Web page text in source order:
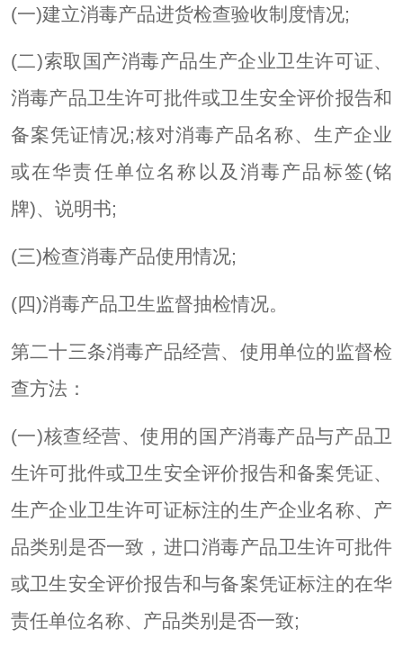
(一)建立消毒产品进货检查验收制度情况;
(二)索取国产消毒产品生产企业卫生许可证、
消毒产品卫生许可批件或卫生安全评价报告和
备案凭证情况;核对消毒产品名称、生产企业
或在华责任单位名称以及消毒产品标签(铭
牌)、说明书;
(三)检查消毒产品使用情况;
(四)消毒产品卫生监督抽检情况。
第二十三条消毒产品经营、使用单位的监督检
查方法：
(一)核查经营、使用的国产消毒产品与产品卫
生许可批件或卫生安全评价报告和备案凭证、
生产企业卫生许可证标注的生产企业名称、产
品类别是否一致，进口消毒产品卫生许可批件
或卫生安全评价报告和与备案凭证标注的在华
责任单位名称、产品类别是否一致;